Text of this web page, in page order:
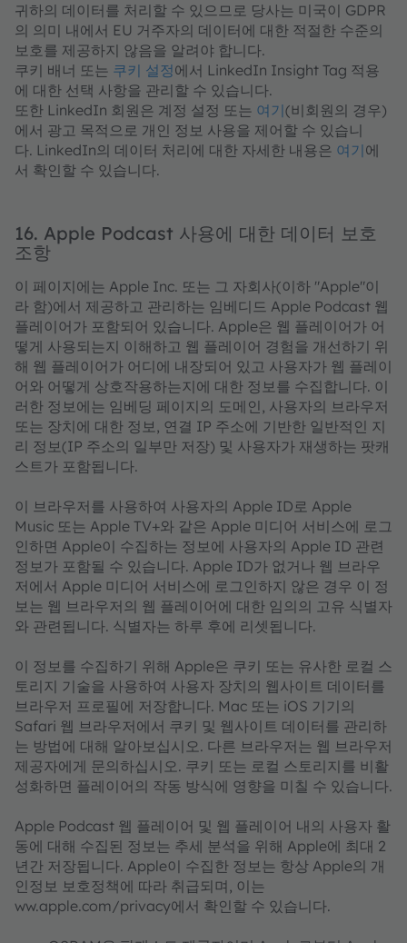
귀하의 데이터를 처리할 수 있으므로 당사는 미국이 GDPR
의 의미 내에서 EU 거주자의 데이터에 대한 적절한 수준의
보호를 제공하지 않음을 알려야 합니다.
쿠키 배너 또는 쿠키 설정에서 LinkedIn Insight Tag 적용
에 대한 선택 사항을 관리할 수 있습니다.
또한 LinkedIn 회원은 계정 설정 또는 여기(비회원의 경우)
에서 광고 목적으로 개인 정보 사용을 제어할 수 있습니
다. LinkedIn의 데이터 처리에 대한 자세한 내용은 여기에
서 확인할 수 있습니다.
16. Apple Podcast 사용에 대한 데이터 보호
조항
이 페이지에는 Apple Inc. 또는 그 자회사(이하 "Apple"이
라 함)에서 제공하고 관리하는 임베디드 Apple Podcast 웹
플레이어가 포함되어 있습니다. Apple은 웹 플레이어가 어
떻게 사용되는지 이해하고 웹 플레이어 경험을 개선하기 위
해 웹 플레이어가 어디에 내장되어 있고 사용자가 웹 플레이
어와 어떻게 상호작용하는지에 대한 정보를 수집합니다. 이
러한 정보에는 임베딩 페이지의 도메인, 사용자의 브라우저
또는 장치에 대한 정보, 연결 IP 주소에 기반한 일반적인 지
리 정보(IP 주소의 일부만 저장) 및 사용자가 재생하는 팟캐
스트가 포함됩니다.
이 브라우저를 사용하여 사용자의 Apple ID로 Apple
Music 또는 Apple TV+와 같은 Apple 미디어 서비스에 로그
인하면 Apple이 수집하는 정보에 사용자의 Apple ID 관련
정보가 포함될 수 있습니다. Apple ID가 없거나 웹 브라우
저에서 Apple 미디어 서비스에 로그인하지 않은 경우 이 정
보는 웹 브라우저의 웹 플레이어에 대한 임의의 고유 식별자
와 관련됩니다. 식별자는 하루 후에 리셋됩니다.
이 정보를 수집하기 위해 Apple은 쿠키 또는 유사한 로컬 스
토리지 기술을 사용하여 사용자 장치의 웹사이트 데이터를
브라우저 프로필에 저장합니다. Mac 또는 iOS 기기의
Safari 웹 브라우저에서 쿠키 및 웹사이트 데이터를 관리하
는 방법에 대해 알아보십시오. 다른 브라우저는 웹 브라우저
제공자에게 문의하십시오. 쿠키 또는 로컬 스토리지를 비활
성화하면 플레이어의 작동 방식에 영향을 미칠 수 있습니다.
Apple Podcast 웹 플레이어 및 웹 플레이어 내의 사용자 활
동에 대해 수집된 정보는 추세 분석을 위해 Apple에 최대 2
년간 저장됩니다. Apple이 수집한 정보는 항상 Apple의 개
인정보 보호정책에 따라 취급되며, 이는
ww.apple.com/privacy에서 확인할 수 있습니다.